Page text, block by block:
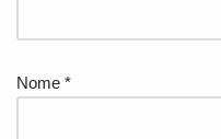
Nome *